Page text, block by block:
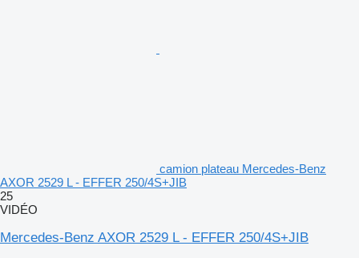
camion plateau Mercedes-Benz
AXOR 2529 L - EFFER 250/4S+JIB
25
VIDÉO
Mercedes-Benz AXOR 2529 L - EFFER 250/4S+JIB